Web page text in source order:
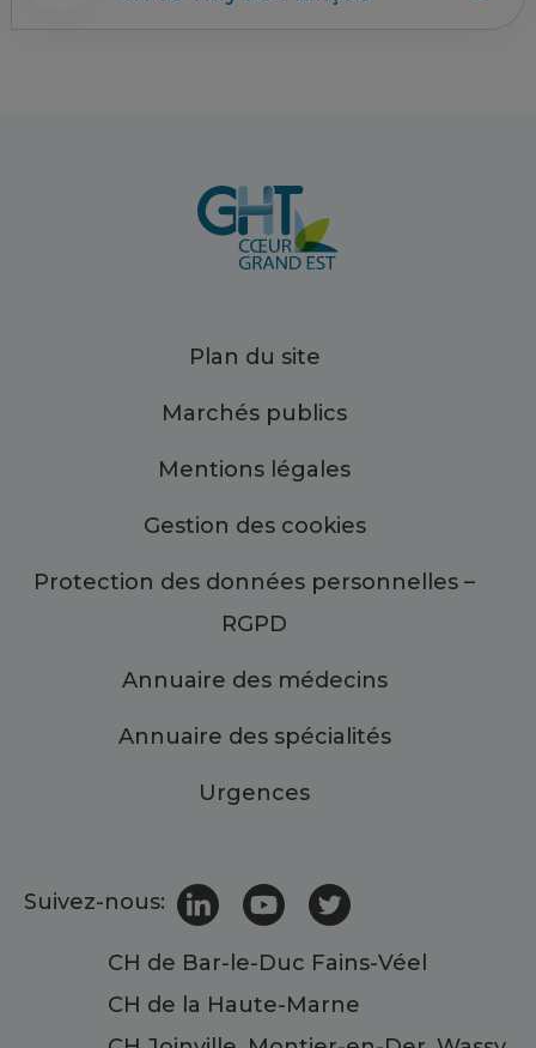
Plan du site
Marchés publics
Mentions légales
Gestion des cookies
Protection des données personnelles –
RGPD
Annuaire des médecins
Annuaire des spécialités
Urgences
Suivez-nous:
CH de Bar-le-Duc Fains-Véel
CH de la Haute-Marne